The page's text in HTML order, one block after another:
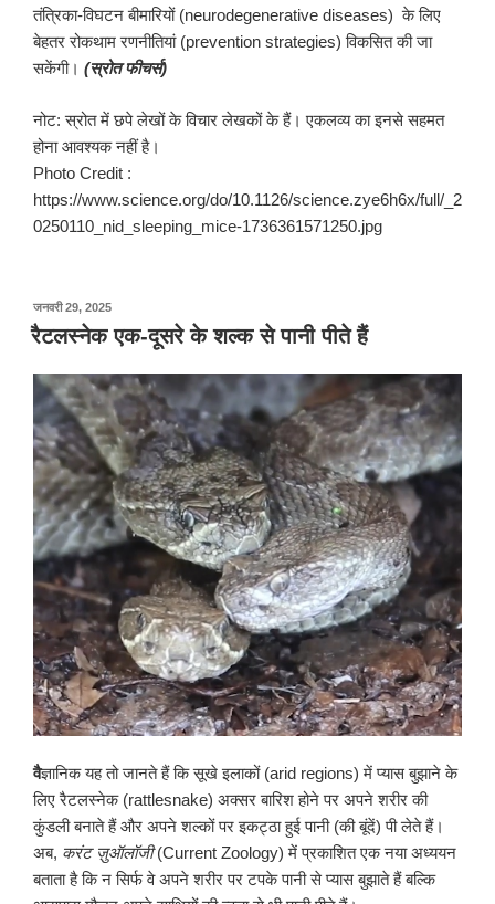
तंत्रिका-विघटन बीमारियों (neurodegenerative diseases) के लिए
बेहतर रोकथाम रणनीतियां (prevention strategies) विकसित की जा
सकेंगी। (स्रोत फीचर्स)
नोट: स्रोत में छपे लेखों के विचार लेखकों के हैं। एकलव्य का इनसे सहमत
होना आवश्यक नहीं है।
Photo Credit :
https://www.science.org/do/10.1126/science.zye6h6x/full/_2
0250110_nid_sleeping_mice-1736361571250.jpg
जनवरी 29, 2025पर
प्रकाशित
किया
रैटलस्नेक एक-दूसरे के शल्क से पानी पीते हैं
वैज्ञानिक यह तो जानते हैं कि सूखे इलाकों (arid regions) में प्यास बुझाने के
लिए रैटलस्नेक (rattlesnake) अक्सर बारिश होने पर अपने शरीर की
कुंडली बनाते हैं और अपने शल्कों पर इकट्ठा हुई पानी (की बूंदें) पी लेते हैं।
अब, करंट ज़ुऑलॉजी (Current Zoology) में प्रकाशित एक नया अध्ययन
बताता है कि न सिर्फ वे अपने शरीर पर टपके पानी से प्यास बुझाते हैं बल्कि